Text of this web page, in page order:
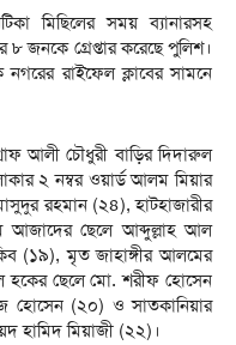
মিছিলের সময় ব্যানারসহ
৮ জনকে গ্রেপ্তার করেছে পুলিশ।
রাইফেল ক্লাবের সামনে
আলী চৌধুরী বাড়ির দিদারুল
২ নম্বর ওয়ার্ড আলম মিয়ার
রহমান (২৪), হাটহাজারীর
আজাদের ছেলে আব্দুল্লাহ আল
(১৯), মৃত জাহাঙ্গীর আলমের
হকের ছেলে মো. শরীফ হোসেন
হোসেন (২০) ও সাতকানিয়ার
হামিদ মিয়াজী (২২)।